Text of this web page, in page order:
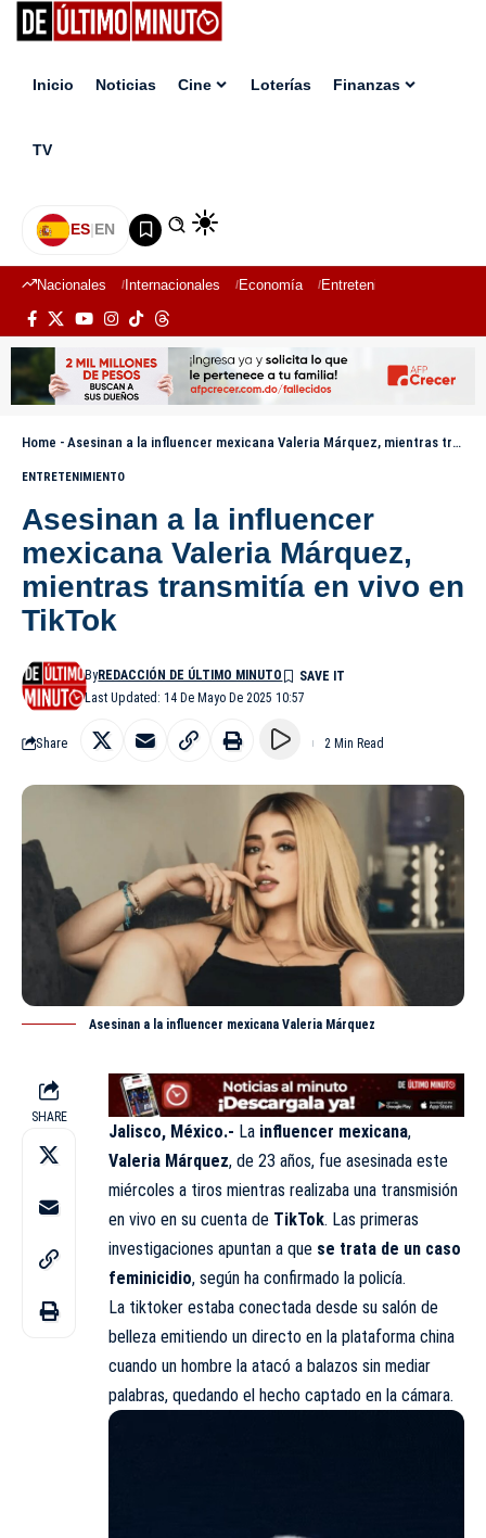
Inicio Noticias Cine Loterías Finanzas
TV
ES|EN
Nacionales Internacionales Economía Entretenimiento
Home - Asesinan a la influencer mexicana Valeria Márquez, mientras transmitía en vivo en TikTok
ENTRETENIMIENTO
Asesinan a la influencer
mexicana Valeria Márquez,
mientras transmitía en vivo en
TikTok
Last Updated: 14 De Mayo De 2025 10:57
ByREDACCIÓN DE ÚLTIMO MINUTO
Share 2 Min Read
Asesinan a la influencer mexicana Valeria Márquez
SHARE
Jalisco, México.- La influencer mexicana,
Valeria Márquez, de 23 años, fue asesinada este
miércoles a tiros mientras realizaba una transmisión
en vivo en su cuenta de TikTok. Las primeras
investigaciones apuntan a que se trata de un caso
feminicidio, según ha confirmado la policía.
La tiktoker estaba conectada desde su salón de
belleza emitiendo un directo en la plataforma china
cuando un hombre la atacó a balazos sin mediar
palabras, quedando el hecho captado en la cámara.